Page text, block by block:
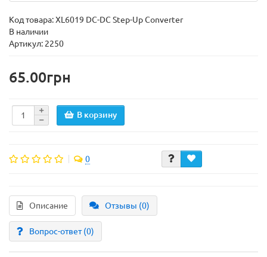
Код товара:XL6019 DC-DC Step-Up Converter
В наличии
Артикул: 2250
65.00грн
В корзину
0
Описание Отзывы (0)
Вопрос-ответ(0)